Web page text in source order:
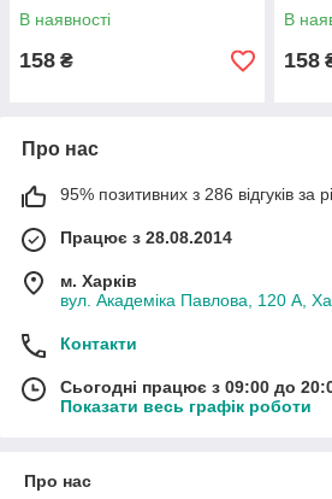
В наявності
158 ₴
В
158
Про нас
95% позитивних з 286 відгуків за
Працює з 28.08.2014
м. Харків
вул. Академіка Павлова, 120 А,
Контакти
Сьогодні працює з 09:00 до
Показати весь графік роботи
Про нас